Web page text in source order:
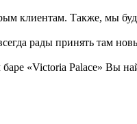
клиентам. Также, мы
рады принять там
«Victoria Palace» Вы